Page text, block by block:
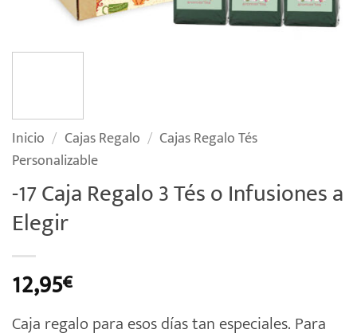
Inicio / Cajas Regalo / Cajas Regalo Tés
Personalizable
-17 Caja Regalo 3 Tés o Infusiones a
Elegir
12,95€
Caja regalo para esos días tan especiales. Para